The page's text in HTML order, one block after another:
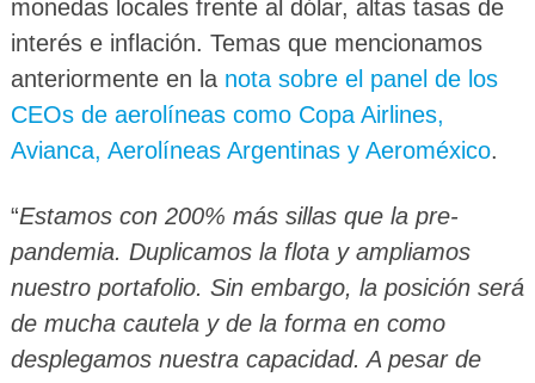
monedas locales frente al dólar, altas tasas de
interés e inflación. Temas que mencionamos
anteriormente en la nota sobre el panel de los
CEOs de aerolíneas como Copa Airlines,
Avianca, Aerolíneas Argentinas y Aeroméxico.
“Estamos con 200% más sillas que la pre-
pandemia. Duplicamos la flota y ampliamos
nuestro portafolio. Sin embargo, la posición será
de mucha cautela y de la forma en como
desplegamos nuestra capacidad. A pesar de